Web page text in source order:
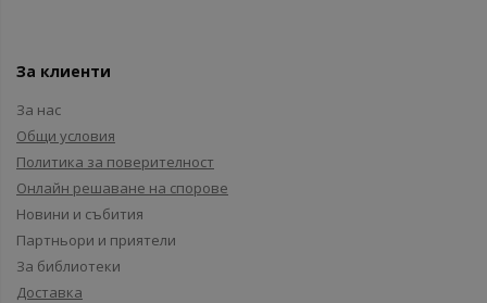
За клиенти
За нас
Общи условия
Политика за поверителност
Онлайн решаване на спорове
Новини и събития
Партньори и приятели
За библиотеки
Доставка